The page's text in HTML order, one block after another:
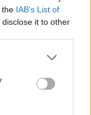
the IAB’s List of
it to other
00:00:57
kils iki